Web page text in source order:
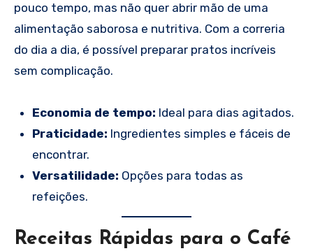
pouco tempo, mas não quer abrir mão de uma
alimentação saborosa e nutritiva. Com a correria
do dia a dia, é possível preparar pratos incríveis
sem complicação.
Economia de tempo: Ideal para dias agitados.
Praticidade: Ingredientes simples e fáceis de
encontrar.
Versatilidade: Opções para todas as
refeições.
Receitas Rápidas para o Café